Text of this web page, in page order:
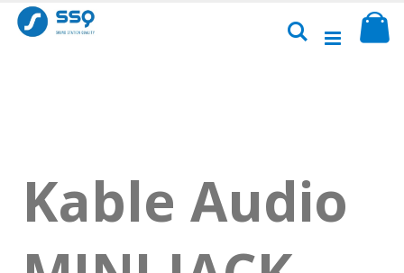
Przejdź
do
treści
Szukaj
Kable Audio